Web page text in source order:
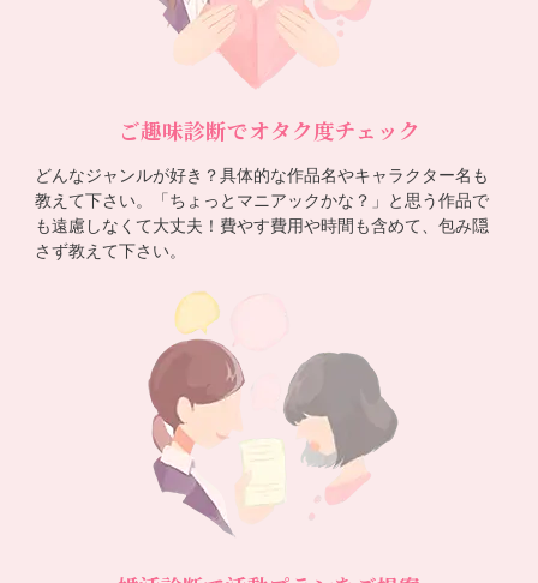
ご趣味診断でオタク度チェック
どんなジャンルが好き？具体的な作品名やキャラクター名も
教えて下さい。「ちょっとマニアックかな？」と思う作品で
も遠慮しなくて大丈夫！費やす費用や時間も含めて、包み隠
さず教えて下さい。